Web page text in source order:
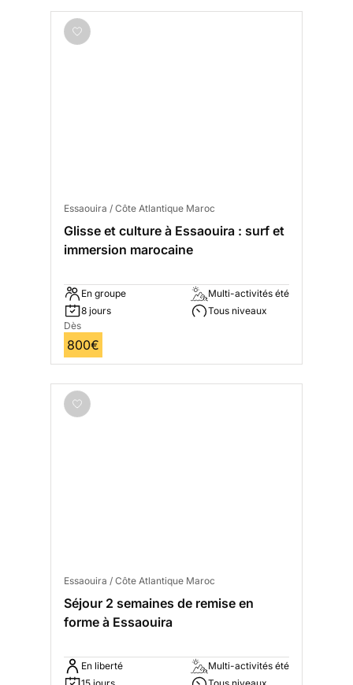
Essaouira / Côte Atlantique Maroc
Glisse et culture à Essaouira : surf et
immersion marocaine
En groupe
8 jours
Multi-activités été
Tous niveaux
Dès
800€
Essaouira / Côte Atlantique Maroc
Séjour 2 semaines de remise en
forme à Essaouira
En liberté
Multi-activités été